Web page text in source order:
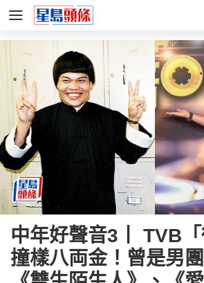
中年好聲音3丨 TVB「
撞樣八両金！曾是男